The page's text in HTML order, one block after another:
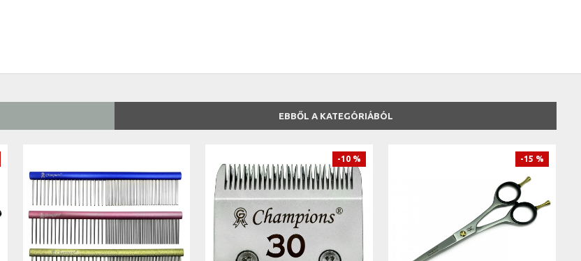
EBBŐL A KATEGÓRIÁBÓL
-10 % -15 %